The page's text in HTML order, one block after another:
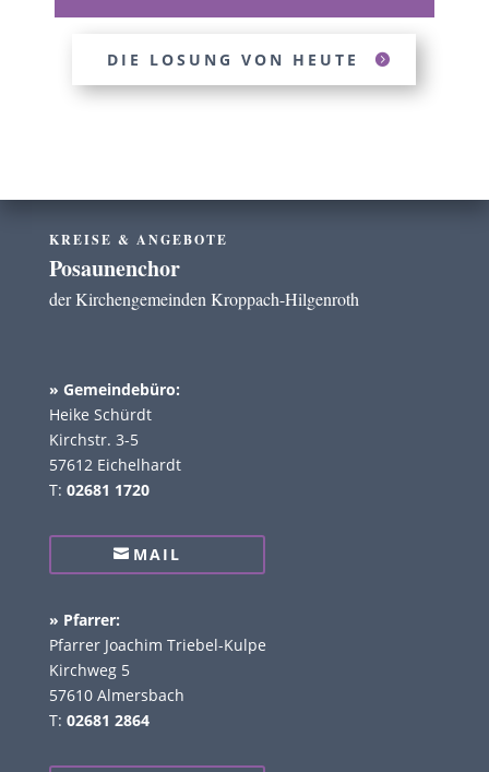
DIE LOSUNG VON HEUTE
KREISE & ANGEBOTE
Posaunenchor
der Kirchengemeinden Kroppach-Hilgenroth
» Gemeindebüro:
Heike Schürdt
Kirchstr. 3-5
57612 Eichelhardt
T: 02681 1720
MAIL
» Pfarrer:
Pfarrer Joachim Triebel-Kulpe
Kirchweg 5
57610 Almersbach
T: 02681 2864